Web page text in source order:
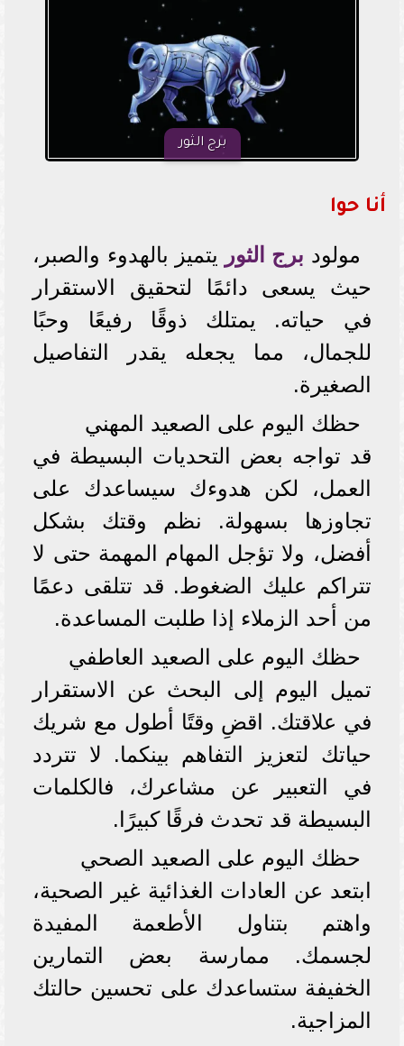
برج الثور
أنا حوا
مولود برج الثور يتميز بالهدوء والصبر،
حيث يسعى دائمًا لتحقيق الاستقرار
في حياته. يمتلك ذوقًا رفيعًا وحبًا
للجمال، مما يجعله يقدر التفاصيل
الصغيرة.
حظك اليوم على الصعيد المهني
قد تواجه بعض التحديات البسيطة في
العمل، لكن هدوءك سيساعدك على
تجاوزها بسهولة. نظم وقتك بشكل
أفضل، ولا تؤجل المهام المهمة حتى لا
تتراكم عليك الضغوط. قد تتلقى دعمًا
من أحد الزملاء إذا طلبت المساعدة.
حظك اليوم على الصعيد العاطفي
تميل اليوم إلى البحث عن الاستقرار
في علاقتك. اقضِ وقتًا أطول مع شريك
حياتك لتعزيز التفاهم بينكما. لا تتردد
في التعبير عن مشاعرك، فالكلمات
البسيطة قد تحدث فرقًا كبيرًا.
حظك اليوم على الصعيد الصحي
ابتعد عن العادات الغذائية غير الصحية،
واهتم بتناول الأطعمة المفيدة
لجسمك. ممارسة بعض التمارين
الخفيفة ستساعدك على تحسين حالتك
المزاجية.